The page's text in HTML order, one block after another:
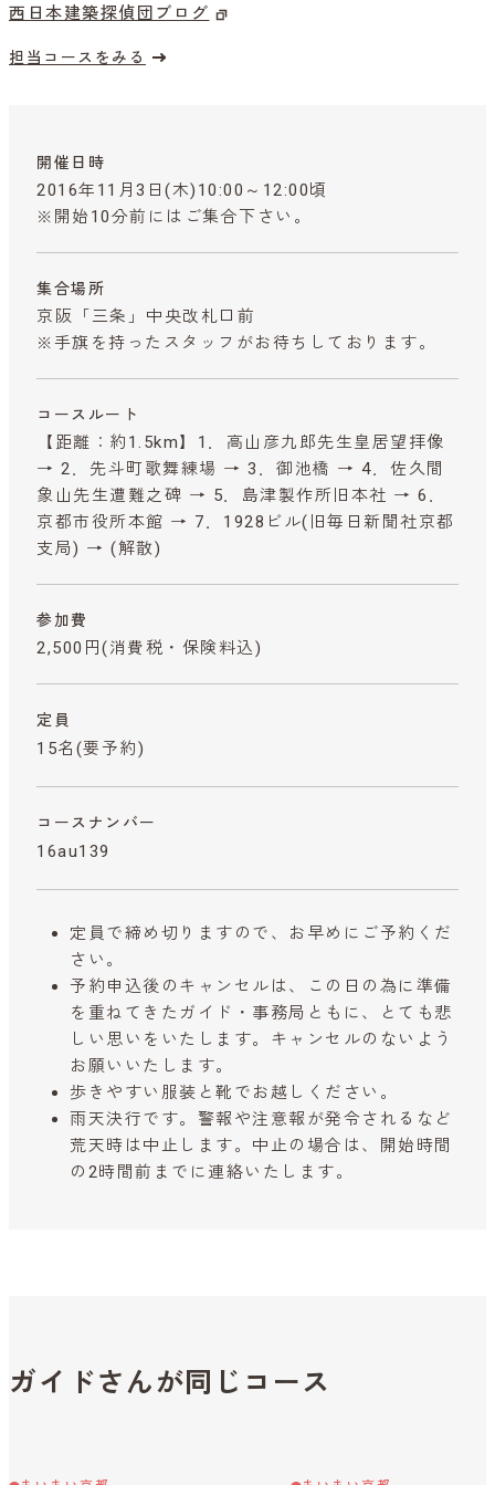
西日本建築探偵団ブログ
担当コースをみる
開催日時
2016年11月3日(木)10:00～12:00頃
※開始10分前にはご集合下さい。
集合場所
京阪「三条」中央改札口前
※手旗を持ったスタッフがお待ちしております。
コースルート
【距離：約1.5km】1．高山彦九郎先生皇居望拝像
→ 2．先斗町歌舞練場 → 3．御池橋 → 4．佐久間
象山先生遭難之碑 → 5．島津製作所旧本社 → 6．
京都市役所本館 → 7．1928ビル(旧毎日新聞社京都
支局) → (解散)
参加費
2,500円 (消費税・保険料込)
定員
15名(要予約)
コースナンバー
16au139
定員で締め切りますので、お早めにご予約くだ
さい。
予約申込後のキャンセルは、この日の為に準備
を重ねてきたガイド・事務局ともに、とても悲
しい思いをいたします。キャンセルのないよう
お願いいたします。
歩きやすい服装と靴でお越しください。
雨天決行です。警報や注意報が発令されるなど
荒天時は中止します。中止の場合は、開始時間
の2時間前までに連絡いたします。
ガイドさんが同じコース